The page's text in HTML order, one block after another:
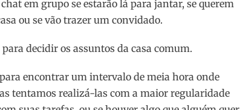
em grupo se estarão lá para jantar, se querem
ou se vão trazer um convidado.
decidir os assuntos da casa comum.
encontrar um intervalo de meia hora onde
tentamos realizá-las com a maior regularidade